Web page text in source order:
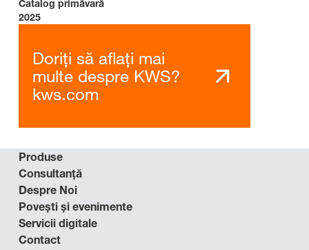
Catalog primăvară
2025
Doriți să aflați mai
multe despre KWS?
kws.com
Produse
Consultanță
Despre Noi
Povești și evenimente
Servicii digitale
Contact